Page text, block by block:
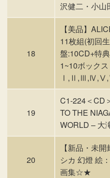
沢健二・小山
18
【美品】
11枚組(初回
盤:10CD+特
1~10ボックス
19
C1-224＜CD
TO THE
WORLD – 大
20
【新品・未
シカ 幻燈 絵
画集☆★